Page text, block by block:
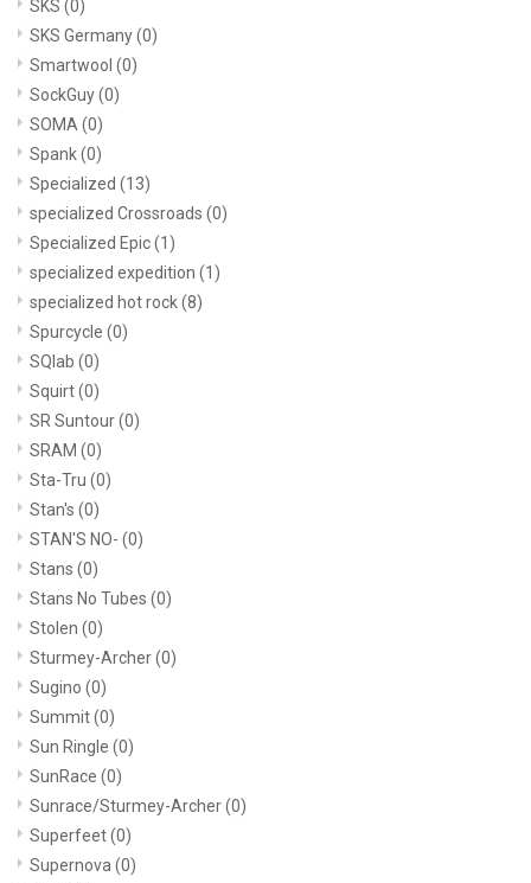
SKS (0)
SKS Germany(0)
Smartwool (0)
SockGuy(0)
SOMA (0)
Spank(0)
Specialized (13)
specialized Crossroads (0)
Specialized Epic(1)
specialized expedition (1)
specialized hot rock(8)
Spurcycle (0)
SQlab (0)
Squirt(0)
SR Suntour(0)
SRAM (0)
Sta-Tru (0)
Stan's (0)
STAN'S NO- (0)
Stans (0)
Stans No Tubes (0)
Stolen (0)
Sturmey-Archer(0)
Sugino (0)
Summit(0)
Sun Ringle (0)
SunRace (0)
Sunrace/Sturmey-Archer(0)
Superfeet(0)
Supernova (0)